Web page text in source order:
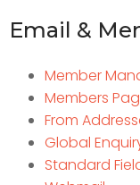
Email &
Member
Members
From
Global
Standard